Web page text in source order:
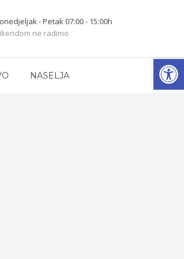
- Petak 07:00 - 15:00h
ne radimo
NASELJA